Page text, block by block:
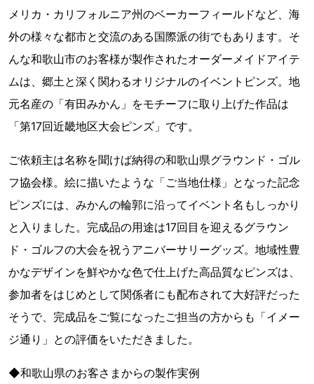
メリカ・カリフォルニア州のベーカーフィールドなど、海
外の様々な都市と交流のある国際派の街でもあります。そ
んな和歌山市のお客様が製作されたオーダーメイドアイテ
ムは、郷土と深く関わるオリジナルのイベントピンズ。地
元名産の「有田みかん」をモチーフに取り上げた作品は
「第17回近畿地区大会ピンズ」です。
ご依頼主は名称を聞けば納得の和歌山県グラウンド・ゴル
フ協会様。絵に描いたような「ご当地仕様」となった記念
ピンズには、みかんの輪郭に沿ってイベント名もしっかり
と入りました。完成品の用途は17回目を迎えるグラウン
ド・ゴルフの大会を祝うアニバーサリーグッズ。地域性豊
かなデザインを鮮やかな色で仕上げた高品質なピンズは、
参加者をはじめとして関係者にも配布されて大好評だった
そうで、完成品をご覧になったご担当の方からも「イメー
ジ通り」との評価をいただきました。
◆和歌山県のお客さまからの製作実例